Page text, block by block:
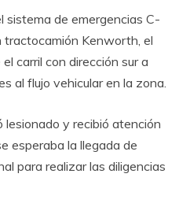
sistema de emergencias C-
tractocamión Kenworth, el
carril con dirección sur a
al flujo vehicular en la zona.
lesionado y recibió atención
esperaba la llegada de
para realizar las diligencias